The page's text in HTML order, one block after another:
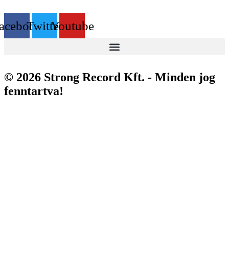
TwitterYoutube
© 2026 Strong Record Kft. - Minden jog
fenntartva!